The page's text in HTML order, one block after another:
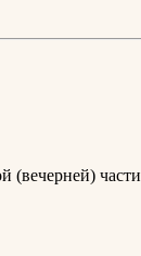
(вечерней) части